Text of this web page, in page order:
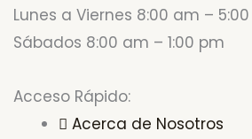
Lunes a Viernes 8:00 am –
Sábados 8:00 am – 1:00 pm
Acceso Rápido:
Acerca de Nosotros